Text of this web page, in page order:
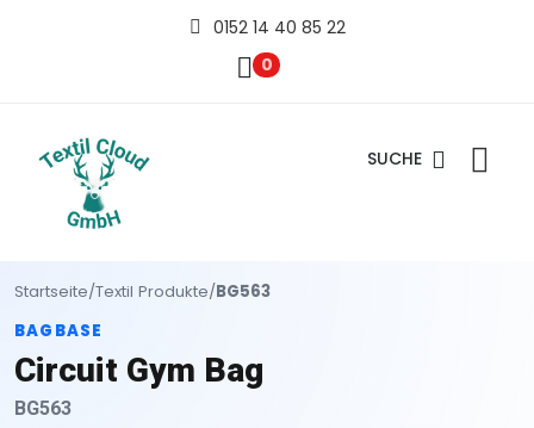
0152 14 40 85 22
0
SUCHE
Startseite/Textil Produkte/BG563
BAGBASE
Circuit Gym Bag
BG563